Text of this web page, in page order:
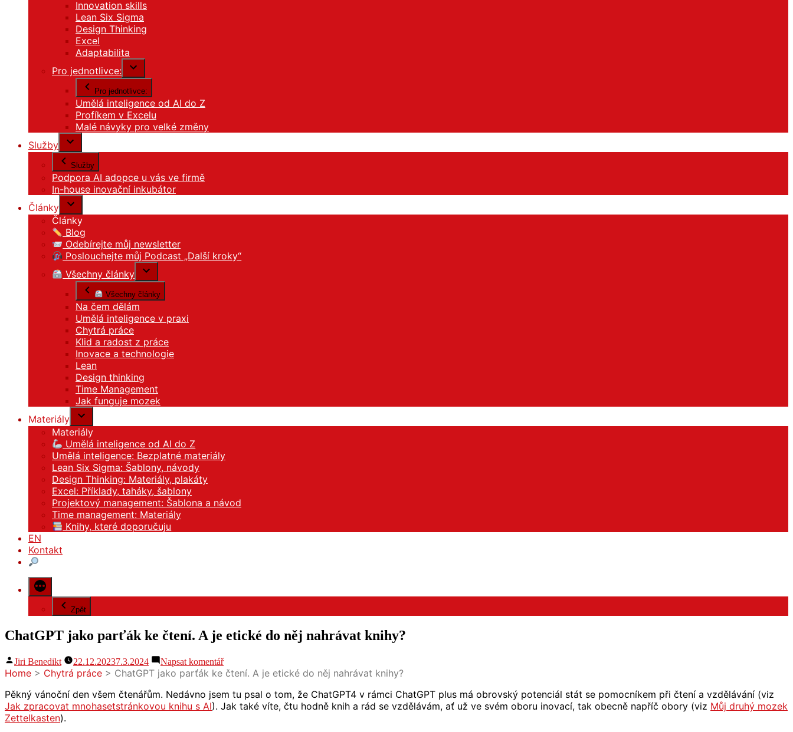
Innovation skills
Lean Six Sigma
Design Thinking
Excel
Adaptabilita
Pro jednotlivce:
Pro jednotlivce:
Umělá inteligence od AI do Z
Profíkem v Excelu
Malé návyky pro velké změny
Služby
Služby
Podpora AI adopce u vás ve firmě
In-house inovační inkubátor
Články
Články
Blog
Odebírejte můj newsletter
Poslouchejte můj Podcast „Další kroky“
Všechny články
Všechny články
Na čem dělám
Umělá inteligence v praxi
Chytrá práce
Klid a radost z práce
Inovace a technologie
Lean
Design thinking
Time Management
Jak funguje mozek
Materiály
Materiály
Umělá inteligence od AI do Z
Umělá inteligence: Bezplatné materiály
Lean Six Sigma: Šablony, návody
Design Thinking: Materiály, plakáty
Excel: Příklady, taháky, šablony
Projektový management: Šablona a návod
Time management: Materiály
Knihy, které doporučuju
EN
Kontakt
Zpět
ChatGPT jako parťák ke čtení. A je etické do něj nahrávat knihy?
Autor
Jiri Benedikt 22.12.20237.3.2024 Napsat komentářpro
ChatGPT
parťák
ke
čtení.
Home > Chytrá práce > ChatGPT jako parťák ke čtení. A je etické do něj nahrávat knihy?
Pěkný vánoční den všem čtenářům. Nedávno jsem tu psal o tom, že ChatGPT4 v rámci ChatGPT plus má obrovský potenciál stát se pomocníkem při čtení a vzdělávání (viz
Jak zpracovat mnohasetstránkovou knihu s AI). Jak také víte, čtu hodně knih a rád se vzdělávám, ať už ve svém oboru inovací, tak obecně napříč obory (viz Můj druhý mozek
Zettelkasten).